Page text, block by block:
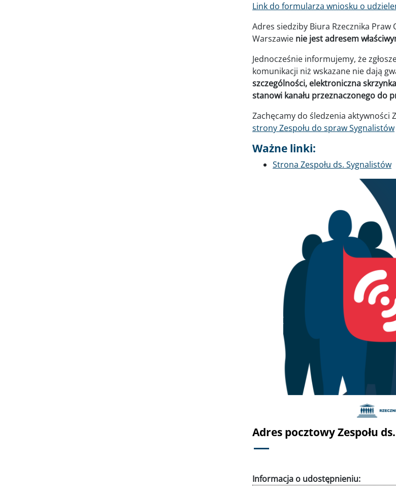
Link do formularza wniosku o
Adres siedziby Biura Rzecznika
Warszawie nie jest adresem
Jednocześnie informujemy, że
komunikacji niż wskazane nie dają
szczególności, elektroniczna
stanowi kanału przeznaczonego do
Zachęcamy do śledzenia aktywności
strony Zespołu do spraw Sygnalistów
Ważne linki:
Strona Zespołu ds. Sygnalistów
Adres pocztowy Zespołu
Poprzednie
Informacja o udostępnieniu: